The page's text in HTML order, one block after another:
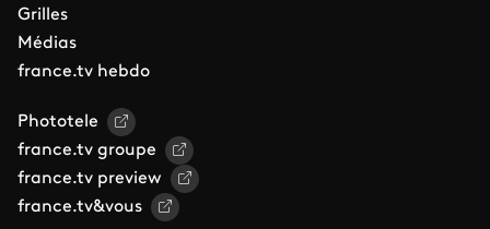
Grilles
Médias
france.tv hebdo
Phototele
france.tv groupe
france.tv preview
france.tv&vous